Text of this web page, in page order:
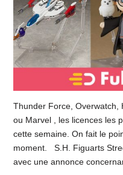
Thunder Force, Overwatch,
ou Marvel , les licences les
cette semaine. On fait le
moment. S.H. Figuarts
avec une annonce